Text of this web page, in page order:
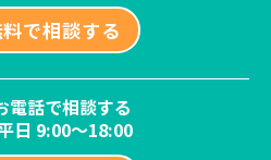
で相談する
電話で相談する
日 9:00～18:00